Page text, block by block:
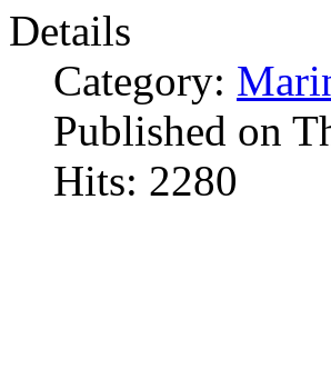
Details
Category:
Published on
Hits: 2280